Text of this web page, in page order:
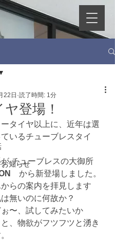
知らせ
登場！
22日 読了時間: 1分
タイヤ以上に、近年は選
いるチューブレスタイ
チューブレスの大御所
から新登場しました。
らの案内を拝見します
無いのに何故か？
ぉ〜、試してみたいか
、物欲がフツフツと湧き